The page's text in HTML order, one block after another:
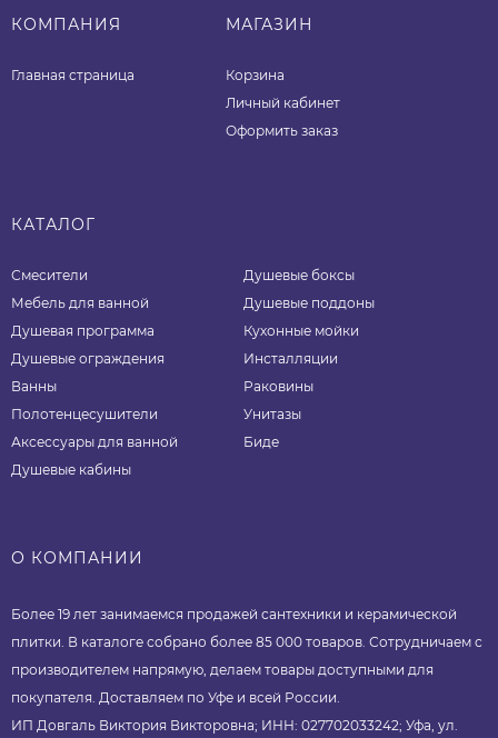
КОМПАНИЯ
Главная страница
МАГАЗИН
Корзина
Личный кабинет
Оформить заказ
КАТАЛОГ
Смесители
Мебель для ванной
Душевая программа
Душевые ограждения
Ванны
Полотенцесушители
Аксессуары для ванной
Душевые кабины
Душевые боксы
Душевые поддоны
Кухонные мойки
Инсталляции
Раковины
Унитазы
Биде
О КОМПАНИИ
Более 19 лет занимаемся продажей сантехники и керамической
плитки. В каталоге собрано более 85 000 товаров. Сотрудничаем с
производителем напрямую, делаем товары доступными для
покупателя. Доставляем по Уфе и всей России.
ИП Довгаль Виктория Викторовна; ИНН: 027702033242; Уфа, ул.